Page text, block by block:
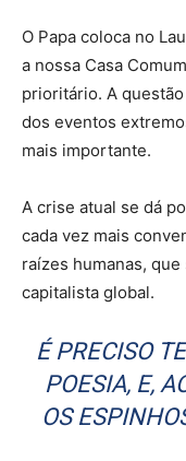
O Papa coloca no
a nossa Casa
prioritário. A
dos eventos
mais importante.
A crise atual se dá
cada vez mais
raízes humanas,
capitalista global.
É PRECISO
POESIA, E,
OS